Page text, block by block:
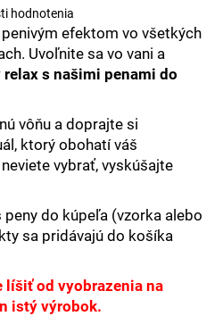
hodnotenia
efektom vo všetkých
Uvoľnite sa vo vani a
s našimi penami do
vôňu a doprajte si
ktorý obohatí váš
vybrať, vyskúšajte
peny do kúpeľa (vzorka alebo
sa pridávajú do košíka
líšiť od vyobrazenia na
istý výrobok.